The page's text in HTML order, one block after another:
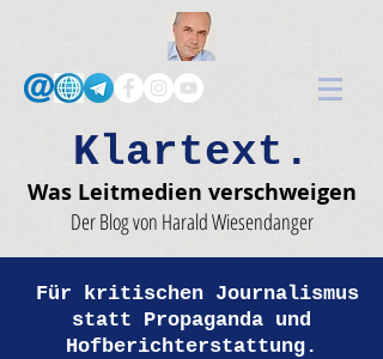
Klartext.
Was Leitmedien verschweigen
Der Blog von Harald Wiesendanger
Für kritischen Journalismus
statt Propaganda und
Hofberichterstattung.